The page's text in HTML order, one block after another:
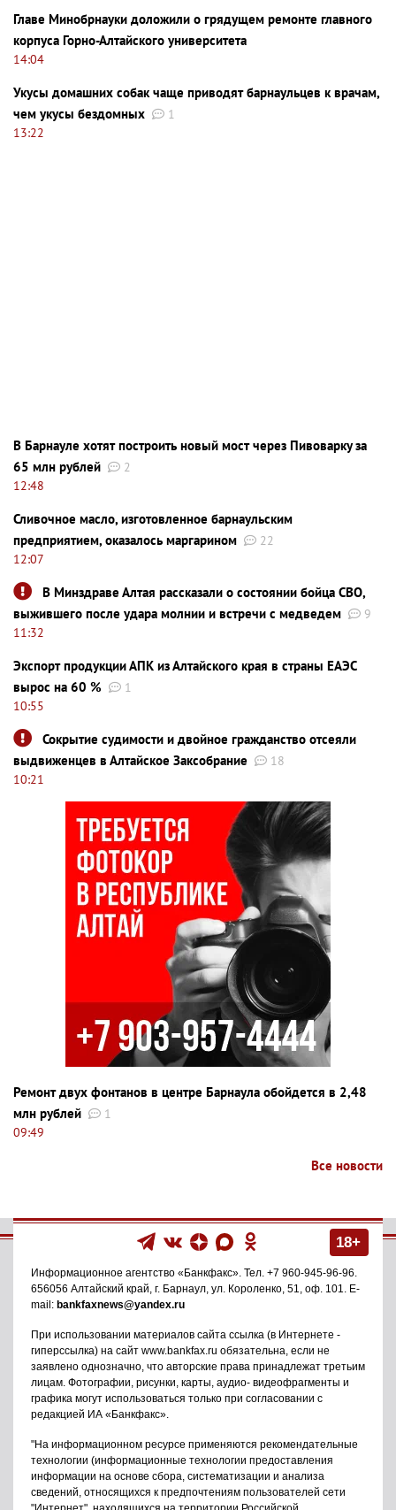
Главе Минобрнауки доложили о грядущем ремонте главного
корпуса Горно-Алтайского университета
14:04
Укусы домашних собак чаще приводят барнаульцев к врачам,
чем укусы бездомных
1
13:22
В Барнауле хотят построить новый мост через Пивоварку за
65 млн рублей
2
12:48
Сливочное масло, изготовленное барнаульским
предприятием, оказалось маргарином
22
12:07
В Минздраве Алтая рассказали о состоянии бойца СВО,
выжившего после удара молнии и встречи с медведем
9
11:32
Экспорт продукции АПК из Алтайского края в страны ЕАЭС
вырос на 60 %
1
10:55
Сокрытие судимости и двойное гражданство отсеяли
выдвиженцев в Алтайское Заксобрание
18
10:21
Ремонт двух фонтанов в центре Барнаула обойдется в 2,48
млн рублей
1
09:49
Все новости
18+
Информационное агентство «Банкфакс». Тел. +7 960-945-96-96.
656056 Алтайский край, г. Барнаул, ул. Короленко, 51, оф. 101. E-
mail: bankfaxnews@yandex.ru
При использовании материалов сайта ссылка (в Интернете -
гиперссылка) на сайт www.bankfax.ru обязательна, если не
заявлено однозначно, что авторские права принадлежат третьим
лицам. Фотографии, рисунки, карты, аудио- видеофрагменты и
графика могут использоваться только при согласовании с
редакцией ИА «Банкфакс».
"На информационном ресурсе применяются рекомендательные
технологии (информационные технологии предоставления
информации на основе сбора, систематизации и анализа
сведений, относящихся к предпочтениям пользователей сети